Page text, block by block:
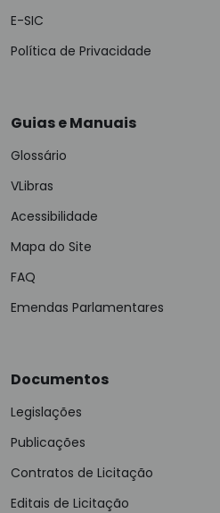
E-SIC
Política de Privacidade
Guias e Manuais
Glossário
VLibras
Acessibilidade
Mapa do Site
FAQ
Emendas Parlamentares
Documentos
Legislações
Publicações
Contratos de Licitação
Editais de Licitação